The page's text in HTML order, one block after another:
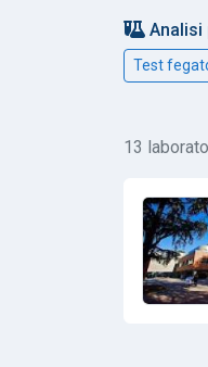
Analisi
Test
13